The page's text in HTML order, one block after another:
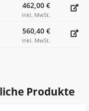
462,00 €
inkl. MwSt.
560,40 €
inkl. MwSt.
Produkte